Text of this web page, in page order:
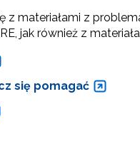
z materiałami z
jak również z
się pomagać